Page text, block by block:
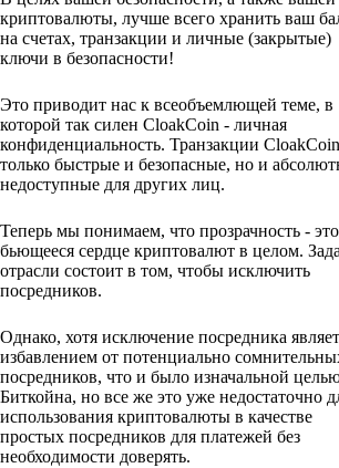
криптовалюты, лучше всего хранить ваш
на счетах, транзакции и личные (закрытые)
ключи в безопасности!
Это приводит нас к всеобъемлющей теме, в
которой так силен CloakCoin - личная
конфиденциальность. Транзакции
только быстрые и безопасные, но и
недоступные для других лиц.
Теперь мы понимаем, что прозрачность - это
бьющееся сердце криптовалют в целом.
отрасли состоит в том, чтобы исключить
посредников.
Однако, хотя исключение посредника
избавлением от потенциально
посредников, что и было изначальной
Биткойна, но все же это уже недостаточно
использования криптовалюты в качестве
простых посредников для платежей без
необходимости доверять.